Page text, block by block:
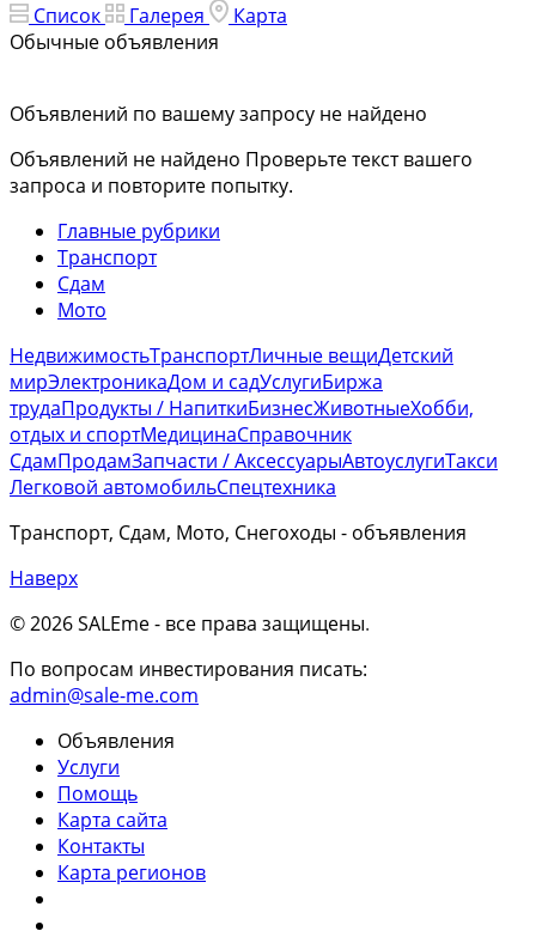
Список Галерея
Карта
Обычные объявления
Объявлений по вашему запросу не найдено
Объявлений не найдено Проверьте текст вашего
запроса и повторите попытку.
Главные рубрики
Транспорт
Сдам
Мото
НедвижимостьТранспортЛичные вещиДетский
мирЭлектроникаДом и садУслугиБиржа
трудаПродукты / НапиткиБизнесЖивотныеХобби,
отдых и спортМедицинаСправочник
СдамПродамЗапчасти / АксессуарыАвтоуслугиТакси
Легковой автомобильСпецтехника
Транспорт, Сдам, Мото, Снегоходы - объявления
Наверх
© 2026 SALEme - все права защищены.
По вопросам инвестирования писать:
admin@sale-me.com
Объявления
Услуги
Помощь
Карта сайта
Контакты
Карта регионов